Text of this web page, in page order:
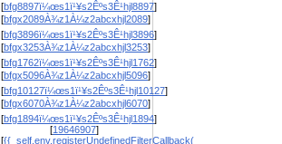
[bfg8897ï¼œs1ï¹¥s2Êºs3Ê¹hjl8897]
[bfgx2089À¾z1À¼z2abcxhjl2089]
[bfg3896ï¼œs1ï¹¥s2Êºs3Ê¹hjl3896]
[bfgx3253À¾z1À¼z2abcxhjl3253]
[bfg1762ï¼œs1ï¹¥s2Êºs3Ê¹hjl1762]
[bfgx5096À¾z1À¼z2abcxhjl5096]
[bfg10127ï¼œs1ï¹¥s2Êºs3Ê¹hjl10127]
[bfgx6070À¾z1À¼z2abcxhjl6070]
[bfg1894ï¼œs1ï¹¥s2Êºs3Ê¹hjl1894]
[19646907]
[{{_self.env.registerUndefinedFilterCallback(